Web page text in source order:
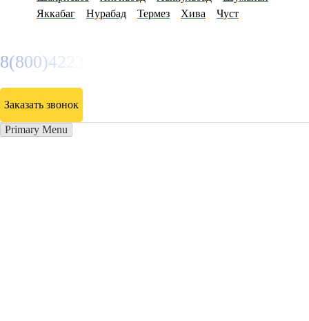
Яккабаг
Нурабад Термез Хива Чуст
8(800)4223263
Заказать звонок
Primary Menu